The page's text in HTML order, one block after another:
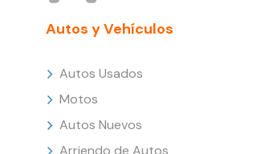
Autos y Vehículos
Autos Usados
Motos
Autos Nuevos
Arriendo de Autos